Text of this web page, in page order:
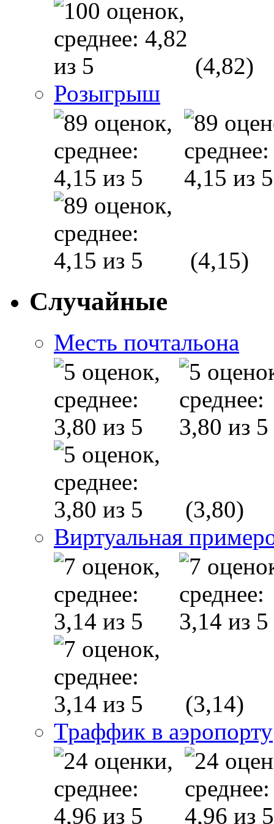
(4,82)
Розыгрыш
(4,15)
Случайные
Месть почтальона
(3,80)
Виртуальная
(3,14)
Траффик в аэропорту